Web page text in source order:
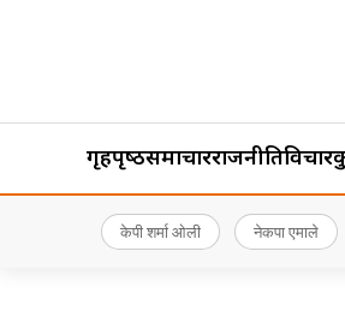
गृहपृष्‍ठसमाचारराजनीतिविचार
केपी शर्मा ओली नेकपा एमाले